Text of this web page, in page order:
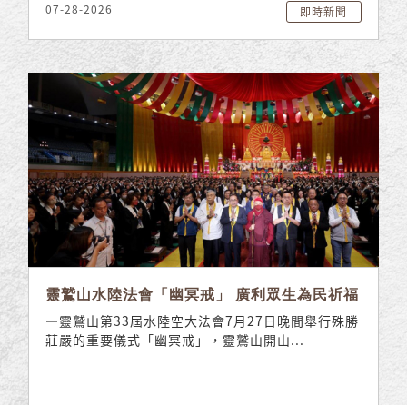
07-28-2026 即時新聞
靈鷲山水陸法會「幽冥戒」 廣利眾生為民祈福
—靈鷲山第33屆水陸空大法會7月27日晚間舉行殊勝
莊嚴的重要儀式「幽冥戒」，靈鷲山開山...